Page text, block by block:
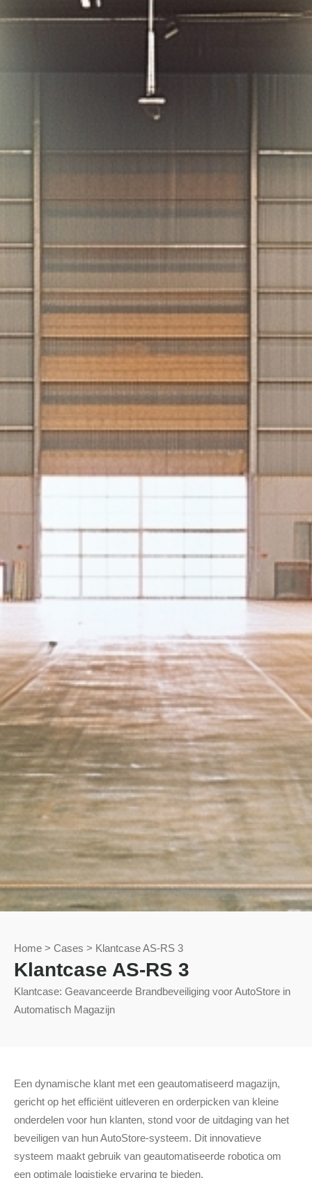
Home > Cases > Klantcase AS-RS 3
Klantcase AS-RS 3
Klantcase: Geavanceerde Brandbeveiliging voor AutoStore in
Automatisch Magazijn
Een dynamische klant met een geautomatiseerd magazijn,
gericht op het efficiënt uitleveren en orderpicken van kleine
onderdelen voor hun klanten, stond voor de uitdaging van het
beveiligen van hun AutoStore-systeem. Dit innovatieve
systeem maakt gebruik van geautomatiseerde robotica om
een optimale logistieke ervaring te bieden.